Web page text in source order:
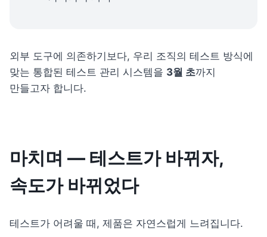
외부 도구에 의존하기보다, 우리 조직의 테스트 방식에
맞는 통합된 테스트 관리 시스템을 3월 초까지
만들고자 합니다.
마치며 — 테스트가 바뀌자,
속도가 바뀌었다
테스트가 어려울 때, 제품은 자연스럽게 느려집니다.